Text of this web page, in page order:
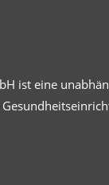
ist eine